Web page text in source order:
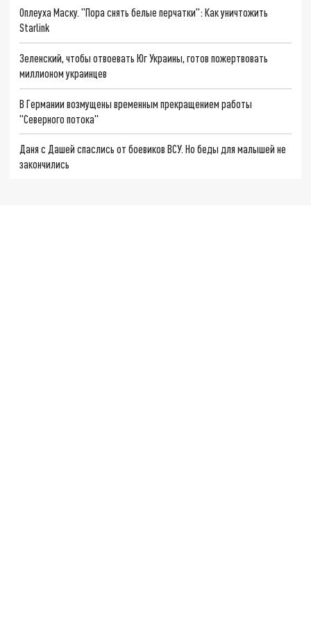
Оплеуха Маску. "Пора снять белые перчатки": Как уничтожить
Starlink
Зеленский, чтобы отвоевать Юг Украины, готов пожертвовать
миллионом украинцев
В Германии возмущены временным прекращением работы
"Северного потока"
Даня с Дашей спаслись от боевиков ВСУ. Но беды для малышей не
закончились